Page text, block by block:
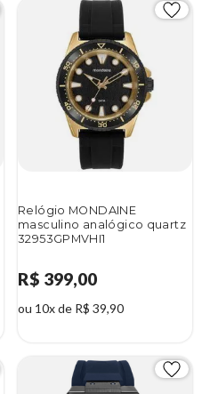
Relógio MONDAINE
masculino analógico quartz
32953GPMVHI1
R$ 399,00
ou 10x de R$ 39,90